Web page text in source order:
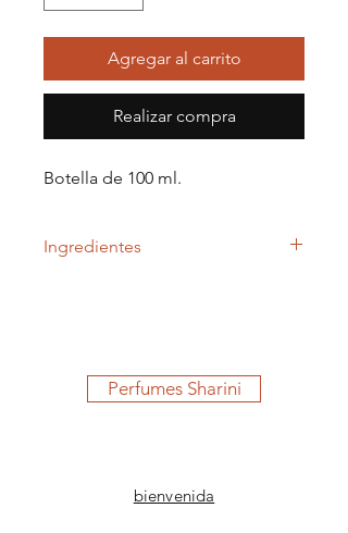
Agregar al carrito
Realizar compra
Botella de 100 ml.
Ingredientes
Perfumes Sharini
bienvenida